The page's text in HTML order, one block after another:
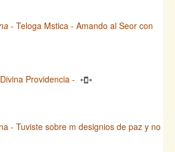
- Teloga Mstica - Amando al Seor con
Providencia -
- Tuviste sobre m designios de paz y no